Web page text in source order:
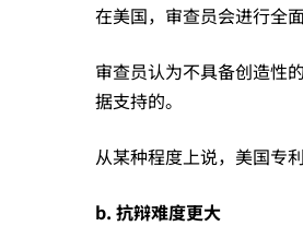
与
中
国
在美国，审查员会进行全
审查员认为不具备创造性
据支持的。
从某种程度上说，美国专
b. 抗辩难度更大